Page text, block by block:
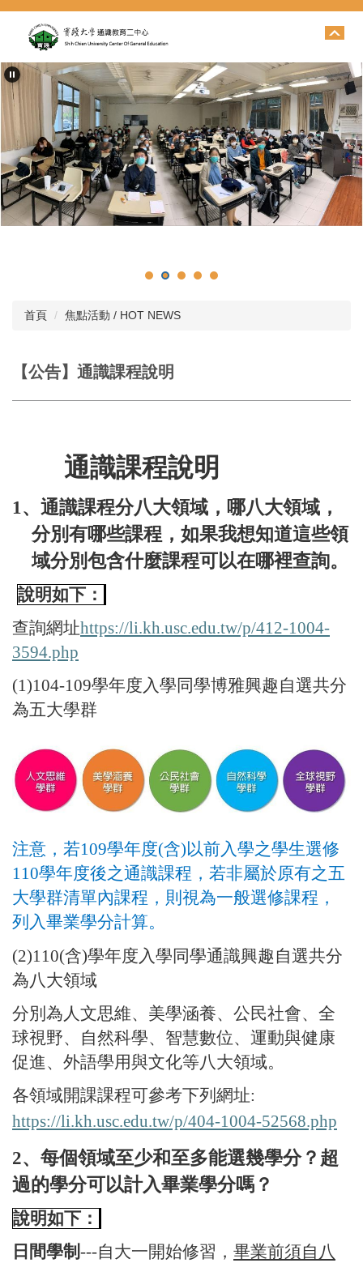
跳
要
內
容
首頁 焦點活動 / HOT NEWS
【公告】通識課程說明
通識課程說明
1、通識課程分八大領域，哪八大領域，
分別有哪些課程，如果我想知道這些領
域分別包含什麼課程可以在哪裡查詢。
說明如下：
查詢網址https://li.kh.usc.edu.tw/p/412-1004-
3594.php
(1)104-109學年度入學同學博雅興趣自選共分
為五大學群
注意，若109學年度(含)以前入學之學生選修
110學年度後之通識課程， 若非屬於原有之五
大學群清單內課程，則視為一般選修課程，
列入畢業學分計算。
(2)110(含)學年度入學同學通識興趣自選共分
為八大領域
分別為人文思維、美學涵養、公民社會、全
球視野、自然科學、智慧數位、運動與健康
促進、外語學用與文化等八大領域。
各領域開課課程可參考下列網址:
https://li.kh.usc.edu.tw/p/404-1004-52568.php
2、每個領域至少和至多能選幾學分？超
過的學分可以計入畢業學分嗎？
說明如下：
日間學制---自大一開始修習， 畢業前須自八